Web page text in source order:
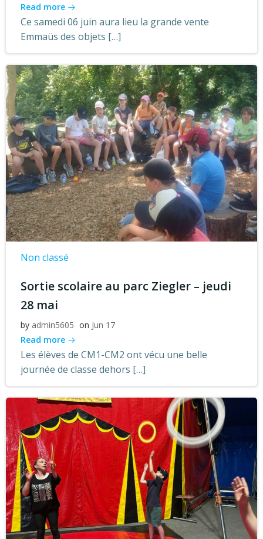
Read more
Ce samedi 06 juin aura lieu la grande vente
Emmaüs des objets […]
Non classé
Sortie scolaire au parc Ziegler – jeudi
28 mai
by admin5605 on Jun 17
Read more
Les élèves de CM1-CM2 ont vécu une belle
journée de classe dehors […]